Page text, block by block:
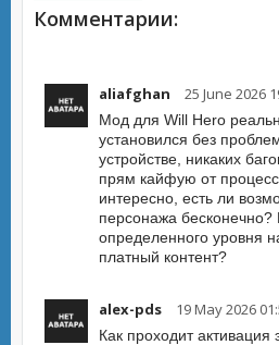
Комментарии:
aliafghan 25 June 2026
Мод для Will Hero
установился без
устройстве, никаких
прям кайфую от
интересно, есть ли
персонажа
определенного уровня
платный контент?
alex-pds 19 May 2026
Как проходит активация